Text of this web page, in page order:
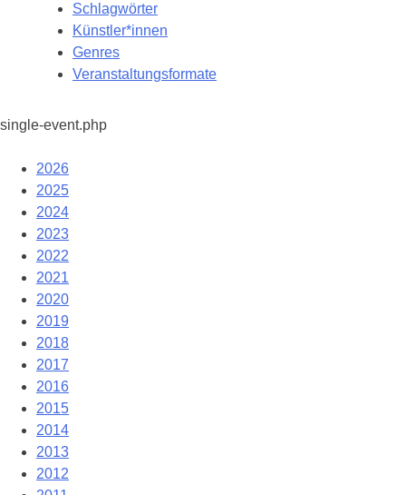
Schlagwörter
Künstler*innen
Genres
Veranstaltungsformate
single-event.php
2026
2025
2024
2023
2022
2021
2020
2019
2018
2017
2016
2015
2014
2013
2012